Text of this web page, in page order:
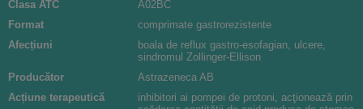
Clasa ATC
A02BC
Format
comprimate gastrorezistente
Afecțiuni
boala de reflux gastro-esofagian, ulcere,
sindromul Zollinger-Ellison
Producător
Astrazeneca AB
Acțiune terapeutică
inhibitori ai pompei de protoni, acţionează prin